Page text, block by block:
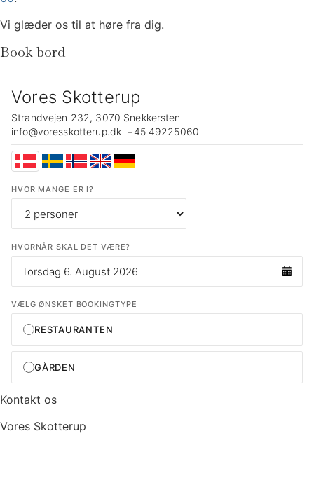
Vi glæder os til at høre fra dig.
Book bord
Kontakt os
Vores Skotterup